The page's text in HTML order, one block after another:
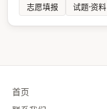
志愿填报
试题·资料
首页